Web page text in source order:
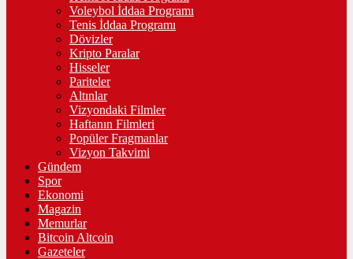
Voleybol İddaa Programı
Tenis İddaa Programı
Dövizler
Kripto Paralar
Hisseler
Pariteler
Altınlar
Vizyondaki Filmler
Haftanın Filmleri
Popüler Fragmanlar
Vizyon Takvimi
Gündem
Spor
Ekonomi
Magazin
Memurlar
Bitcoin Altcoin
Gazeteler